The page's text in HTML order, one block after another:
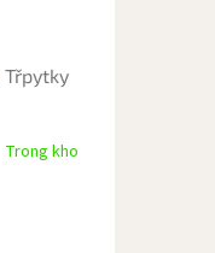
Třpytky
Trong kho